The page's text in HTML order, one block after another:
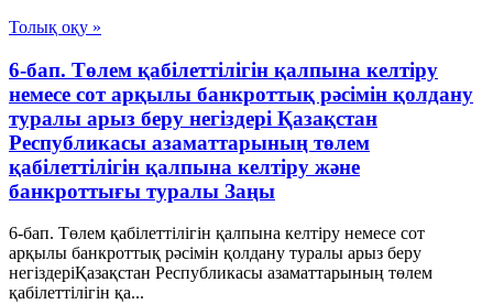
Толық оқу »
6-бап. Төлем қабілеттілігін қалпына келтіру
немесе сот арқылы банкроттық рәсімін қолдану
туралы арыз беру негіздері Қазақстан
Республикасы азаматтарының төлем
қабілеттілігін қалпына келтіру және
банкроттығы туралы Заңы
6-бап. Төлем қабілеттілігін қалпына келтіру немесе сот
арқылы банкроттық рәсімін қолдану туралы арыз беру
негіздеріҚазақстан Республикасы азаматтарының төлем
қабілеттілігін қа...